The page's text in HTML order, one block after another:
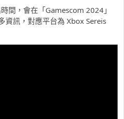
間，會在「Gamescom 2024」
資訊，對應平台為 Xbox Sereis